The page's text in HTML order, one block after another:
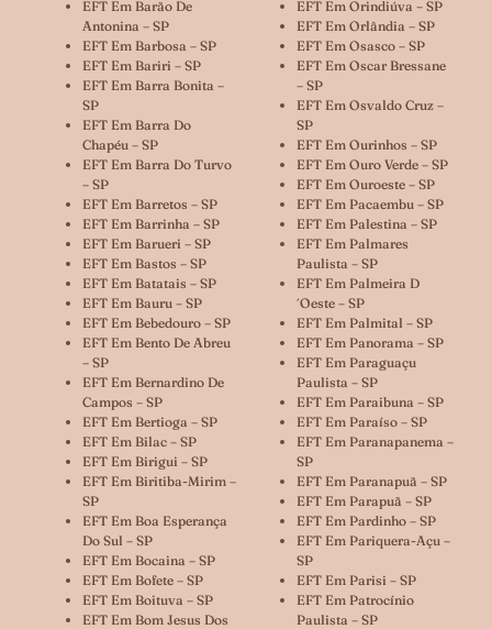
EFT Em Barão De
Antonina – SP
EFT Em Barbosa – SP
EFT Em Bariri – SP
EFT Em Barra Bonita –
SP
EFT Em Barra Do
Chapéu – SP
EFT Em Barra Do Turvo
– SP
EFT Em Barretos – SP
EFT Em Barrinha – SP
EFT Em Barueri – SP
EFT Em Bastos – SP
EFT Em Batatais – SP
EFT Em Bauru – SP
EFT Em Bebedouro – SP
EFT Em Bento De Abreu
– SP
EFT Em Bernardino De
Campos – SP
EFT Em Bertioga – SP
EFT Em Bilac – SP
EFT Em Birigui – SP
EFT Em Biritiba-Mirim –
SP
EFT Em Boa Esperança
Do Sul – SP
EFT Em Bocaina – SP
EFT Em Bofete – SP
EFT Em Boituva – SP
EFT Em Bom Jesus Dos
EFT Em Orindiúva – SP
EFT Em Orlândia – SP
EFT Em Osasco – SP
EFT Em Oscar Bressane
– SP
EFT Em Osvaldo Cruz –
SP
EFT Em Ourinhos – SP
EFT Em Ouro Verde – SP
EFT Em Ouroeste – SP
EFT Em Pacaembu – SP
EFT Em Palestina – SP
EFT Em Palmares
Paulista – SP
EFT Em Palmeira D
´oeste – SP
EFT Em Palmital – SP
EFT Em Panorama – SP
EFT Em Paraguaçu
Paulista – SP
EFT Em Paraibuna – SP
EFT Em Paraíso – SP
EFT Em Paranapanema –
SP
EFT Em Paranapuã – SP
EFT Em Parapuã – SP
EFT Em Pardinho – SP
EFT Em Pariquera-Açu –
SP
EFT Em Parisi – SP
EFT Em Patrocínio
Paulista – SP